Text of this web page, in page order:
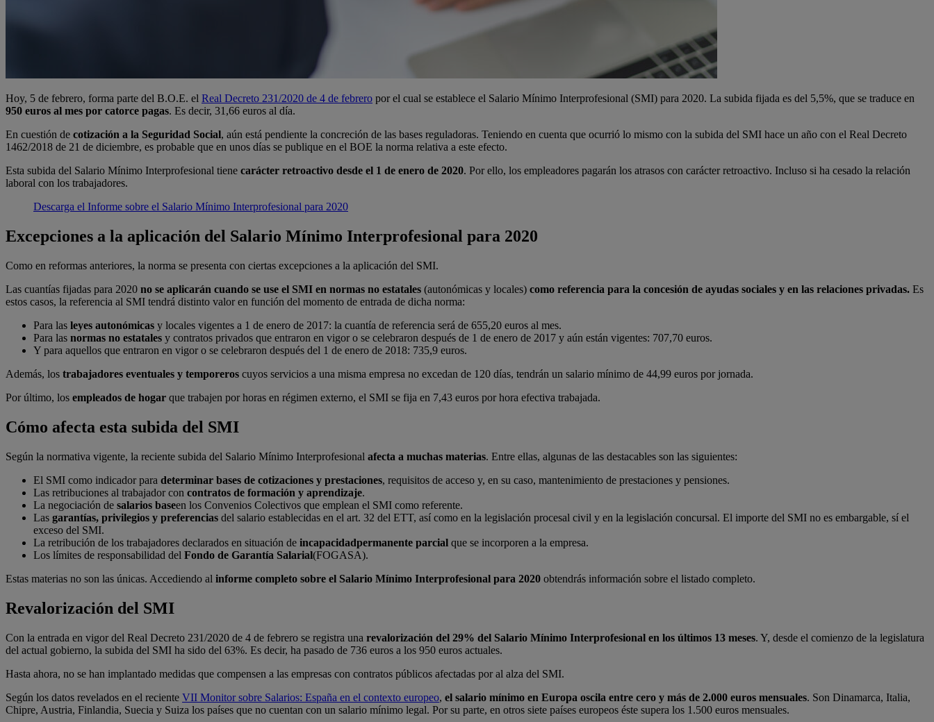
Hoy, 5 de febrero, forma parte del B.O.E. el Real Decreto 231/2020 de 4 de febrero por el cual se establece el Salario Mínimo Interprofesional (SMI) para 2020. La subida fijada es del 5,5%, que se traduce en
950 euros al mes por catorce pagas. Es decir, 31,66 euros al día.
En cuestión de cotización a la Seguridad Social, aún está pendiente la concreción de las bases reguladoras. Teniendo en cuenta que ocurrió lo mismo con la subida del SMI hace un año con el Real Decreto
1462/2018 de 21 de diciembre, es probable que en unos días se publique en el BOE la norma relativa a este efecto.
Esta subida del Salario Mínimo Interprofesional tiene carácter retroactivo desde el 1 de enero de 2020. Por ello, los empleadores pagarán los atrasos con carácter retroactivo. Incluso si ha cesado la relación
laboral con los trabajadores.
Descarga el Informe sobre el Salario Mínimo Interprofesional para 2020
Excepciones a la aplicación del Salario Mínimo Interprofesional para 2020
Como en reformas anteriores, la norma se presenta con ciertas excepciones a la aplicación del SMI.
Las cuantías fijadas para 2020 no se aplicarán cuando se use el SMI en normas no estatales (autonómicas y locales) como referencia para la concesión de ayudas sociales y en las relaciones privadas. Es
estos casos, la referencia al SMI tendrá distinto valor en función del momento de entrada de dicha norma:
Para las leyes autonómicas y locales vigentes a 1 de enero de 2017: la cuantía de referencia será de 655,20 euros al mes.
Para las normas no estatales y contratos privados que entraron en vigor o se celebraron después de 1 de enero de 2017 y aún están vigentes: 707,70 euros.
Y para aquellos que entraron en vigor o se celebraron después del 1 de enero de 2018: 735,9 euros.
Además, los trabajadores eventuales y temporeros cuyos servicios a una misma empresa no excedan de 120 días, tendrán un salario mínimo de 44,99 euros por jornada.
Por último, los empleados de hogar que trabajen por horas en régimen externo, el SMI se fija en 7,43 euros por hora efectiva trabajada.
Cómo afecta esta subida del SMI
Según la normativa vigente, la reciente subida del Salario Mínimo Interprofesional afecta a muchas materias. Entre ellas, algunas de las destacables son las siguientes:
El SMI como indicador para determinar bases de cotizaciones y prestaciones, requisitos de acceso y, en su caso, mantenimiento de prestaciones y pensiones.
Las retribuciones al trabajador con contratos de formación y aprendizaje.
La negociación de salarios baseen los Convenios Colectivos que emplean el SMI como referente.
Las garantías, privilegios y preferencias del salario establecidas en el art. 32 del ETT, así como en la legislación procesal civil y en la legislación concursal. El importe del SMI no es embargable, sí el
exceso del SMI.
La retribución de los trabajadores declarados en situación de incapacidadpermanente parcial que se incorporen a la empresa.
Los límites de responsabilidad del Fondo de Garantía Salarial(FOGASA).
Estas materias no son las únicas. Accediendo al informe completo sobre el Salario Mínimo Interprofesional para 2020 obtendrás información sobre el listado completo.
Revalorización del SMI
Con la entrada en vigor del Real Decreto 231/2020 de 4 de febrero se registra una revalorización del 29% del Salario Mínimo Interprofesional en los últimos 13 meses. Y, desde el comienzo de la legislatura
del actual gobierno, la subida del SMI ha sido del 63%. Es decir, ha pasado de 736 euros a los 950 euros actuales.
Hasta ahora, no se han implantado medidas que compensen a las empresas con contratos públicos afectadas por al alza del SMI.
Según los datos revelados en el reciente VII Monitor sobre Salarios: España en el contexto europeo, el salario mínimo en Europa oscila entre cero y más de 2.000 euros mensuales. Son Dinamarca, Italia,
Chipre, Austria, Finlandia, Suecia y Suiza los países que no cuentan con un salario mínimo legal. Por su parte, en otros siete países europeos éste supera los 1.500 euros mensuales.